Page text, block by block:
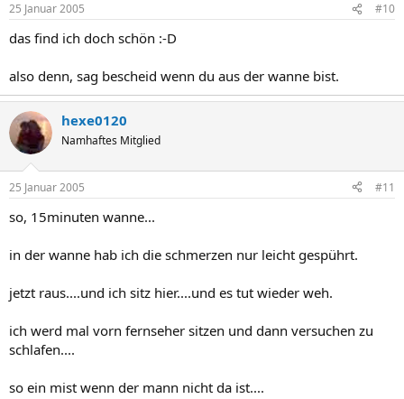
25 Januar 2005 #10
das find ich doch schön :-D
also denn, sag bescheid wenn du aus der wanne bist.
hexe0120
Namhaftes Mitglied
25 Januar 2005 #11
so, 15minuten wanne...
in der wanne hab ich die schmerzen nur leicht gespührt.
jetzt raus....und ich sitz hier....und es tut wieder weh.
ich werd mal vorn fernseher sitzen und dann versuchen zu
schlafen....
so ein mist wenn der mann nicht da ist....